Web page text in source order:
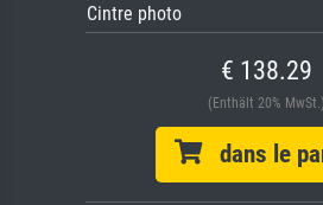
Cintre photo
€ 138.29
(Enthält 20% MwSt.)
dans le